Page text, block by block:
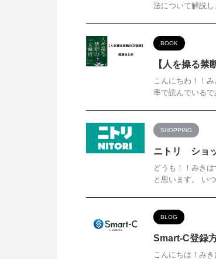
法について解説
BOOK
【人を操る禁
こんにちわ！！
率で読んでいる
SHOPPING
ニトリ ショ
どうも！！みき
と思います。 い
BLOG
Smart-C登録
こんにちは！み